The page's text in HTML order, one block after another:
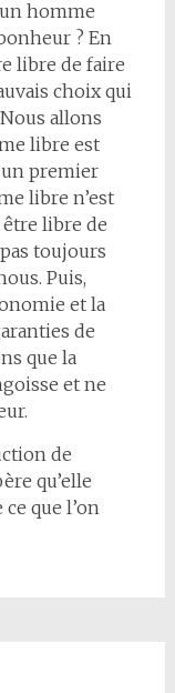
homme
? En
libre de faire
choix qui
allons
libre est
un premier
libre n’est
libre de
toujours
Puis,
et la
de
que la
et ne
de
qu’elle
que l’on